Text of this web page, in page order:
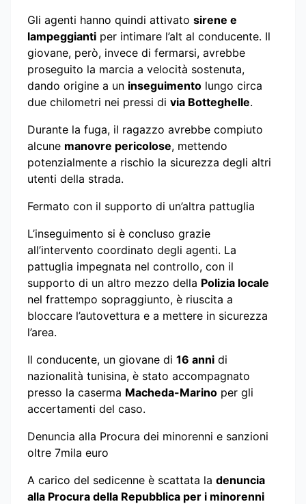
Gli agenti hanno quindi attivato sirene e
lampeggianti per intimare l’alt al conducente. Il
giovane, però, invece di fermarsi, avrebbe
proseguito la marcia a velocità sostenuta,
dando origine a un inseguimento lungo circa
due chilometri nei pressi di via Botteghelle.
Durante la fuga, il ragazzo avrebbe compiuto
alcune manovre pericolose, mettendo
potenzialmente a rischio la sicurezza degli altri
utenti della strada.
Fermato con il supporto di un’altra pattuglia
L’inseguimento si è concluso grazie
all’intervento coordinato degli agenti. La
pattuglia impegnata nel controllo, con il
supporto di un altro mezzo della Polizia locale
nel frattempo sopraggiunto, è riuscita a
bloccare l’autovettura e a mettere in sicurezza
l’area.
Il conducente, un giovane di 16 anni di
nazionalità tunisina, è stato accompagnato
presso la caserma Macheda-Marino per gli
accertamenti del caso.
Denuncia alla Procura dei minorenni e sanzioni
oltre 7mila euro
A carico del sedicenne è scattata la denuncia
alla Procura della Repubblica per i minorenni